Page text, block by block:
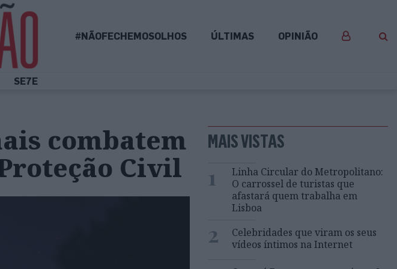
#NÃOFECHEMOSOLHOS ÚLTIMAS OPINIÃO
SE7E
combatem
Civil
MAIS VISTAS
1
Linha Circular do Metropolitano:
O carrossel de turistas que
afastará quem trabalha em
Lisboa
2
Celebridades que viram os seus
vídeos íntimos na Internet